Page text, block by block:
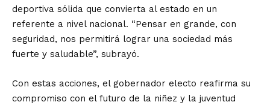
deportiva sólida que convierta al estado en un
referente a nivel nacional. “Pensar en grande, con
seguridad, nos permitirá lograr una sociedad más
fuerte y saludable”, subrayó.
Con estas acciones, el gobernador electo reafirma su
compromiso con el futuro de la niñez y la juventud